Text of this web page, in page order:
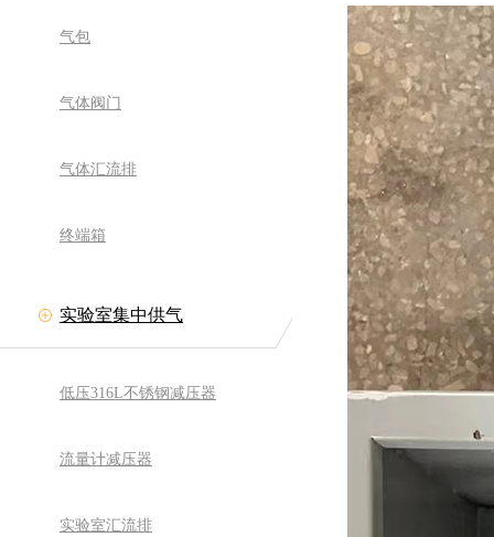
气包
气体阀门
气体汇流排
终端箱
实验室集中供气
低压316L不锈钢减压器
流量计减压器
实验室汇流排